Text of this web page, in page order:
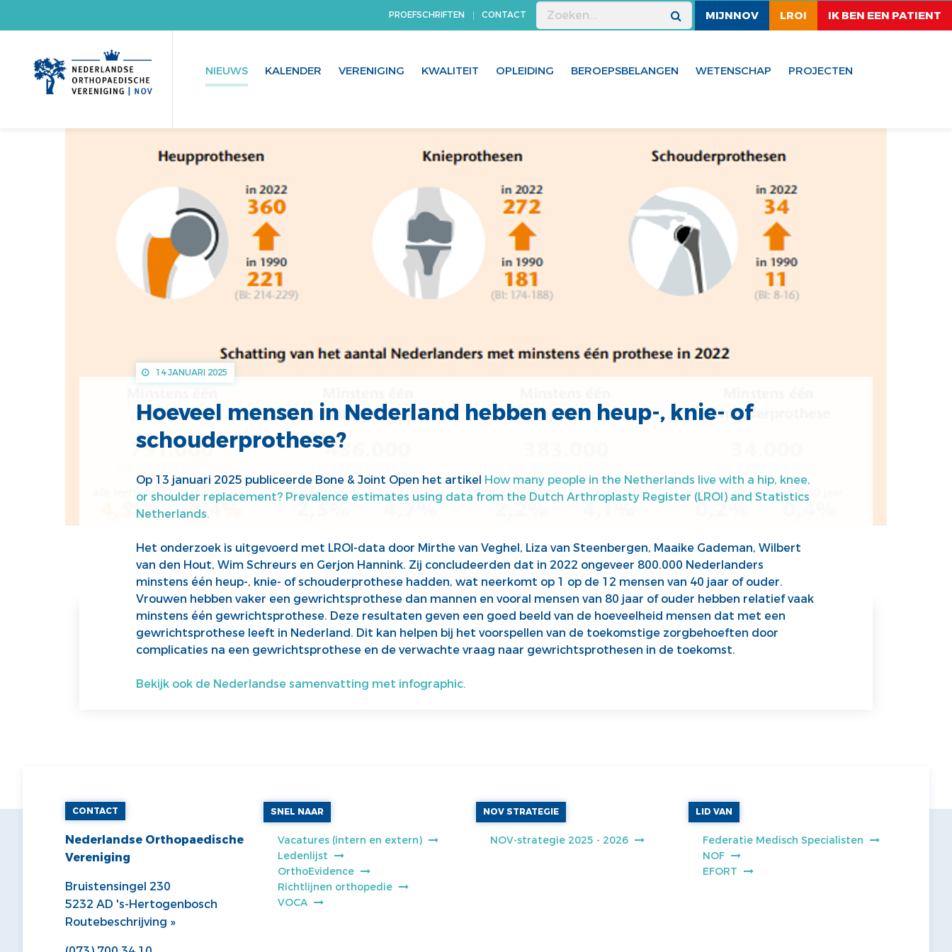
PROEFSCHRIFTEN CONTACT MIJNNOV LROI IK BEN EEN PATIENT
NIEUWS KALENDER VERENIGING KWALITEIT OPLEIDING BEROEPSBELANGEN WETENSCHAP PROJECTEN
14 JANUARI 2025
Hoeveel mensen in Nederland hebben een heup-, knie- of
schouderprothese?
Op 13 januari 2025 publiceerde Bone & Joint Open het artikel How many people in the Netherlands live with a hip, knee,
or shoulder replacement? Prevalence estimates using data from the Dutch Arthroplasty Register (LROI) and Statistics
Netherlands.
Het onderzoek is uitgevoerd met LROI-data door Mirthe van Veghel, Liza van Steenbergen, Maaike Gademan, Wilbert
van den Hout, Wim Schreurs en Gerjon Hannink. Zij concludeerden dat in 2022 ongeveer 800.000 Nederlanders
minstens één heup-, knie- of schouderprothese hadden, wat neerkomt op 1 op de 12 mensen van 40 jaar of ouder.
Vrouwen hebben vaker een gewrichtsprothese dan mannen en vooral mensen van 80 jaar of ouder hebben relatief vaak
minstens één gewrichtsprothese. Deze resultaten geven een goed beeld van de hoeveelheid mensen dat met een
gewrichtsprothese leeft in Nederland. Dit kan helpen bij het voorspellen van de toekomstige zorgbehoeften door
complicaties na een gewrichtsprothese en de verwachte vraag naar gewrichtsprothesen in de toekomst.
Bekijk ook de Nederlandse samenvatting met infographic.
CONTACT
Nederlandse Orthopaedische
Vereniging
Bruistensingel 230
5232 AD 's-Hertogenbosch
Routebeschrijving »
SNEL NAAR
Vacatures (intern en extern)
Ledenlijst
OrthoEvidence
Richtlijnen orthopedie
VOCA
NOV STRATEGIE
NOV-strategie 2025 - 2026
LID VAN
Federatie Medisch Specialisten
NOF
EFORT